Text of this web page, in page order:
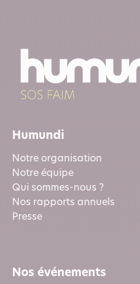
Humundi
Notre organisation
Notre équipe
Qui sommes-nous ?
Nos rapports annuels
Presse
Nos événements